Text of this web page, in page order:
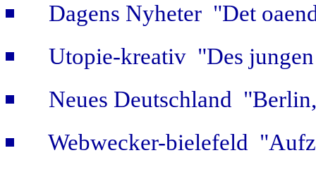
Dagens Nyheter "Det
Utopie-kreativ "Des
Neues Deutschland
Webwecker-bielefeld